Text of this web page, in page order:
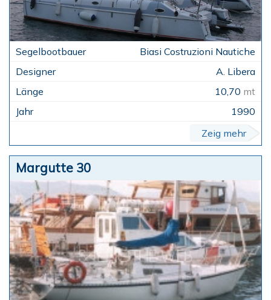
Biasi Costruzioni Nautiche
A. Libera
10,70 mt
1990
Zeig mehr
Margutte 30